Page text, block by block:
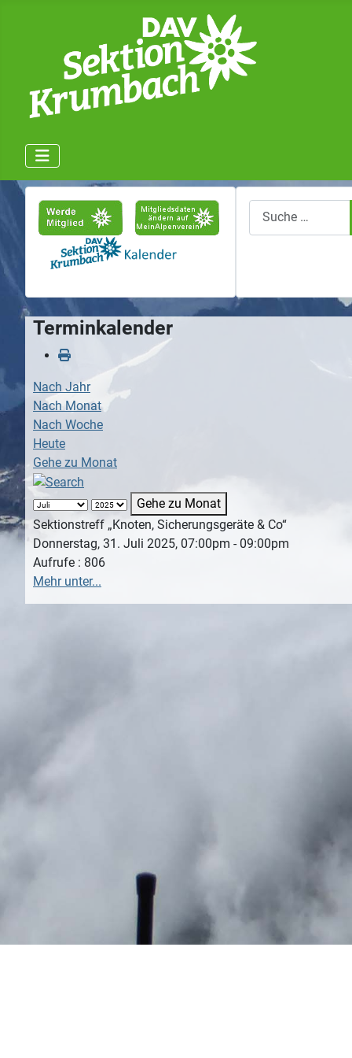
Terminkalender
Nach Jahr
Nach Monat
Nach Woche
Heute
Gehe zu Monat
Gehe zu Monat
Sektionstreff „Knoten, Sicherungsgeräte & Co“
Donnerstag, 31. Juli 2025, 07:00pm - 09:00pm
Aufrufe : 806
Mehr unter...